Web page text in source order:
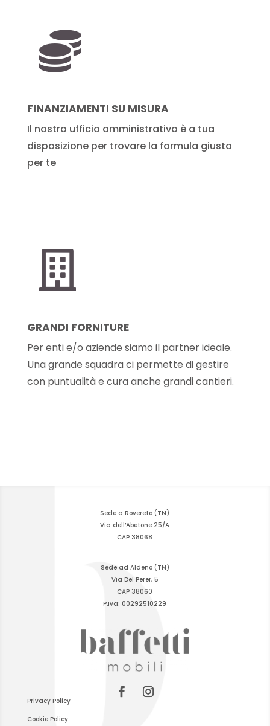

FINANZIAMENTI SU MISURA
Il nostro ufficio amministrativo è a tua
disposizione per trovare la formula giusta
per te

GRANDI FORNITURE
Per enti e/o aziende siamo il partner ideale.
Una grande squadra ci permette di gestire
con puntualità e cura anche grandi cantieri.
Sede a Rovereto (TN)
Via dell’Abetone 25/A
CAP 38068
Sede ad Aldeno (TN)
Via Del Perer, 5
CAP 38060
P.Iva: 00292510229
Privacy Policy
Cookie Policy